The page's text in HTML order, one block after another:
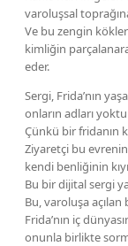
varoluşsal
Ve bu zengin
kimliğin
eder.
Sergi, Frida’nın
onların adları
Çünkü bir fridanın
Ziyaretçi bu
kendi benliğinin
Bu bir dijital sergi
Bu, varoluşa açılan
Frida’nın iç
onunla birlikte